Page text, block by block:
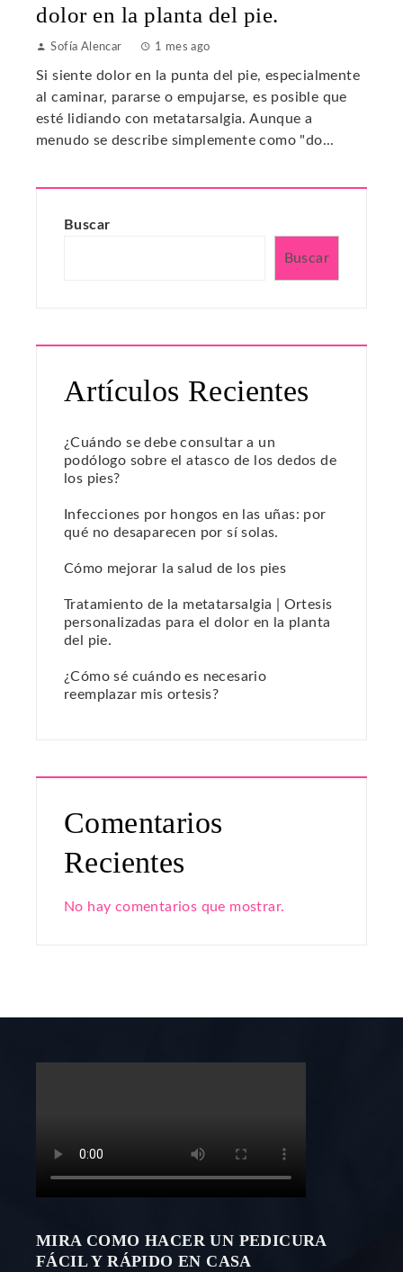
dolor en la planta del pie.
Sofía Alencar 1 mes ago
Si siente dolor en la punta del pie, especialmente
al caminar, pararse o empujarse, es posible que
esté lidiando con metatarsalgia. Aunque a
menudo se describe simplemente como "do...
Buscar
Buscar
Artículos Recientes
¿Cuándo se debe consultar a un
podólogo sobre el atasco de los dedos de
los pies?
Infecciones por hongos en las uñas: por
qué no desaparecen por sí solas.
Cómo mejorar la salud de los pies
Tratamiento de la metatarsalgia | Ortesis
personalizadas para el dolor en la planta
del pie.
¿Cómo sé cuándo es necesario
reemplazar mis ortesis?
Comentarios
Recientes
No hay comentarios que mostrar.
MIRA COMO HACER UN PEDICURA
FÁCIL Y RÁPIDO EN CASA